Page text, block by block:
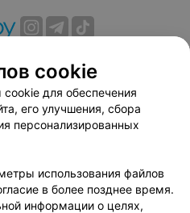
Способы оплаты
использованию сервиса
соглашение
сотрудничества
relax.by
cookie
для обеспечения
его улучшения, сбора
персонализированных
использования файлов
в более позднее время.
информации о целях,